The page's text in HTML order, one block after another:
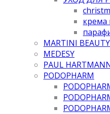
крема
MARTINI
MEDESY
PAUL
PODOPHARM